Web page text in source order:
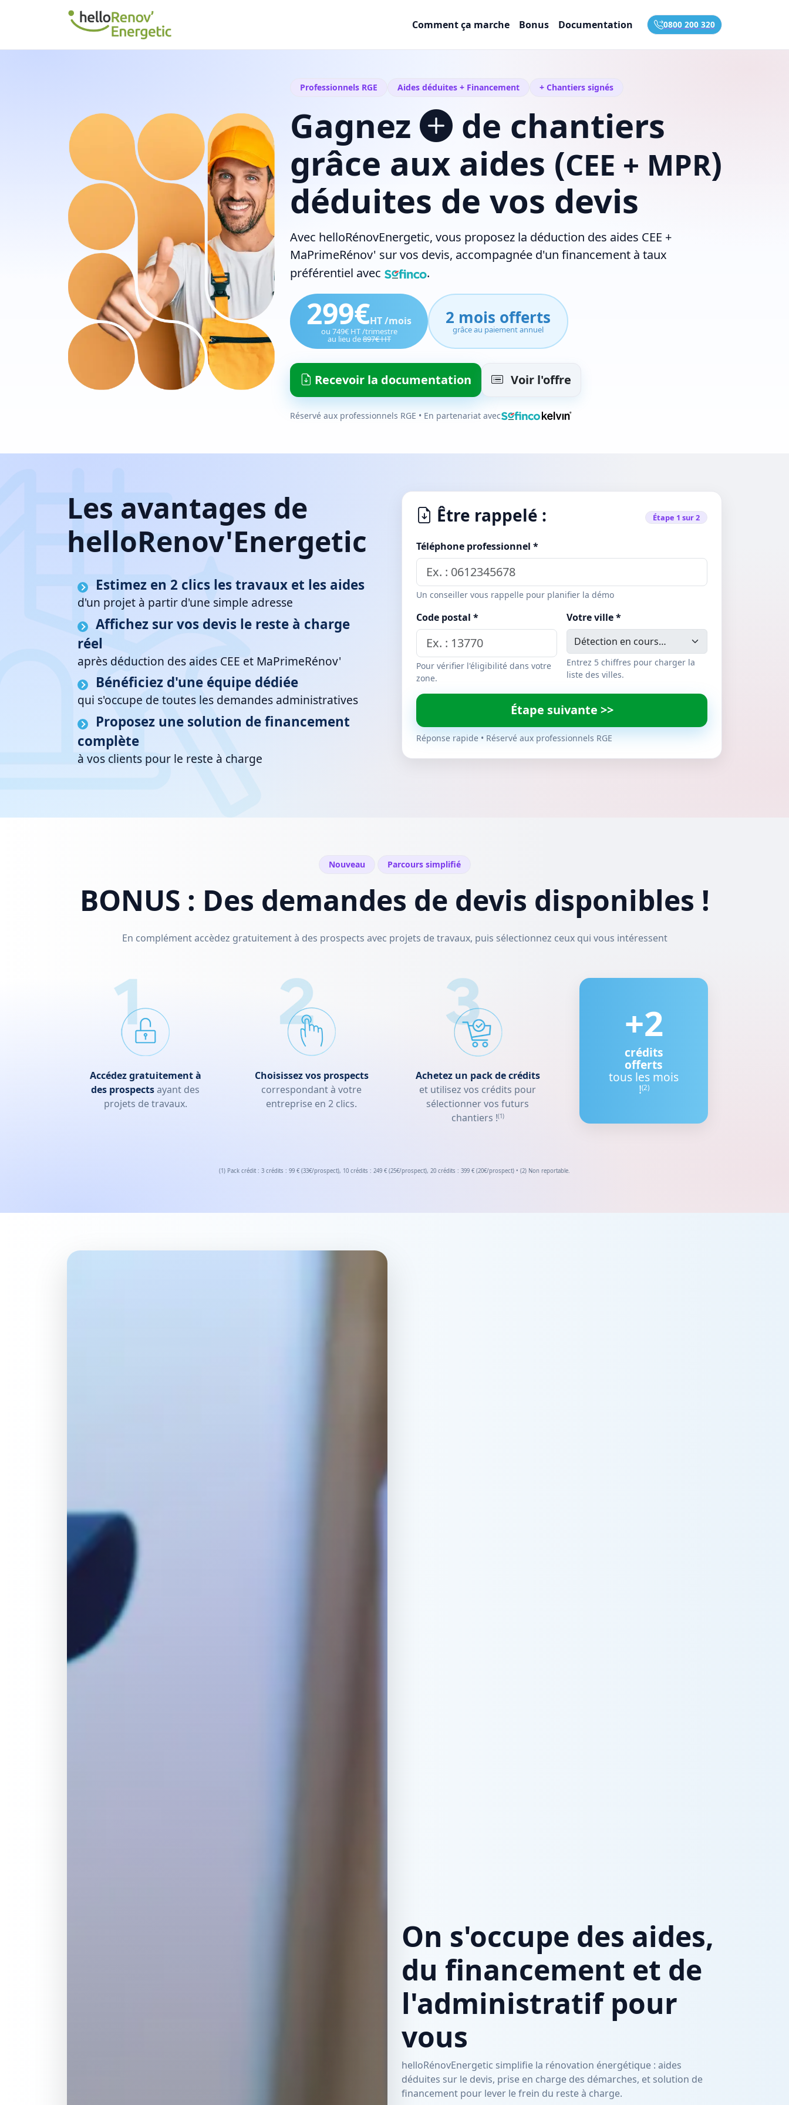
Comment ça marche Bonus Documentation 0800 200 320
Professionnels RGE Aides déduites + Financement + Chantiers signés
Gagnez
de chantiers
grâce aux aides (CEE + MPR)
déduites de vos devis
Avec helloRénovEnergetic, vous proposez la déduction des aides CEE +
MaPrimeRénov' sur vos devis, accompagnée d'un financement à taux
préférentiel avec
.
299€HT /mois
ou 749€ HT /trimestre
au lieu de897€ HT
2 mois offerts
grâce au paiement annuel
Recevoir la documentation Voir l'offre
Réservé aux professionnels RGE • En partenariat avec
Les avantages de
helloRenov'Energetic
Estimez en 2 clics les travaux et les aides
d'un projet à partir d'une simple adresse
Affichez sur vos devis le reste à charge
réel
après déduction des aides CEE et MaPrimeRénov'
Bénéficiez d'une équipe dédiée
qui s'occupe de toutes les demandes administratives
Proposez une solution de financement
complète
à vos clients pour le reste à charge
Être rappelé : Étape 1 sur 2
Téléphone professionnel *
Un conseiller vous rappelle pour planifier la démo
Code postal *
Pour vérifier l'éligibilité dans votre
zone.
Votre ville *
Entrez 5 chiffres pour charger la
liste des villes.
Étape suivante >>
Réponse rapide • Réservé aux professionnels RGE
Nouveau Parcours simplifié
BONUS : Des demandes de devis disponibles !
En complément accèdez gratuitement à des prospects avec projets de travaux, puis sélectionnez ceux qui vous intéressent
Accédez gratuitement à
des prospectsayant des
projets de travaux.
Choisissez vos prospects
correspondant à votre
entreprise en 2 clics.
Achetez un pack de crédits
et utilisez vos crédits pour
sélectionner vos futurs
chantiers !(1)
+2
crédits
offerts
tous les mois
!(2)
(1) Pack crédit : 3 crédits : 99 € (33€/prospect), 10 crédits : 249 € (25€/prospect), 20 crédits : 399 € (20€/prospect) • (2) Non reportable.
On s'occupe des aides,
du financement et de
l'administratif pour
vous
helloRénovEnergetic simplifie la rénovation énergétique : aides
déduites sur le devis, prise en charge des démarches, et solution de
financement pour lever le frein du reste à charge.